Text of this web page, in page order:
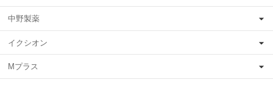
中野製薬
イクシオン
Mプラス